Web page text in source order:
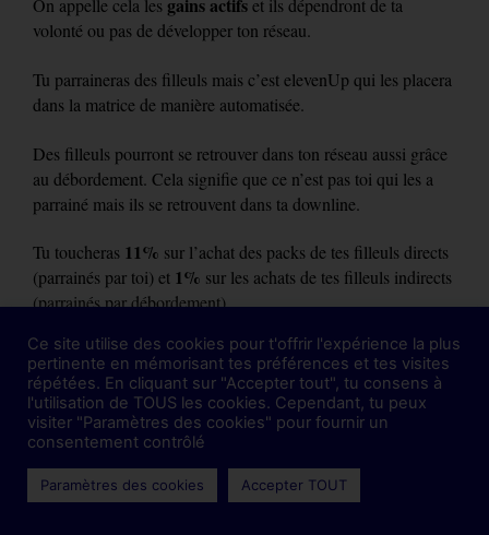
On appelle cela les
et ils dépendront de ta
volonté ou pas de développer ton réseau.
Tu parraineras des filleuls mais c’est elevenUp qui les placera
dans la matrice de manière automatisée.
Des filleuls pourront se retrouver dans ton réseau aussi grâce
au débordement. Cela signifie que ce n’est pas toi qui les a
parrainé mais ils se retrouvent dans ta downline.
Tu toucheras 11% sur l’achat des packs de tes filleuls directs
(parrainés par toi) et 1% sur les achats de tes filleuls indirects
(parrainés par débordement).
Et comme tu n’es pas obligé de parrainer, tu peux imaginer
simplement entrer chez elevenUp pour investir et quand
même toucher des commissions sur tes filleuls indirects.
Elle est pas belle la vie ?
Et là ce ne sont que les commissions de base que tu peux
Ce site utilise des cookies pour t'offrir l'expérience la plus
pertinente en mémorisant tes préférences et tes visites
répétées. En cliquant sur "Accepter tout", tu consens à
l'utilisation de TOUS les cookies. Cependant, tu peux
visiter "Paramètres des cookies" pour fournir un
consentement contrôlé
Paramètres des cookies Accepter TOUT